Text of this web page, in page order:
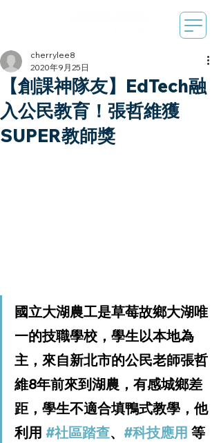
【創課神隊友】EdTech融
入公民教育！張哲維獲
SUPER教師獎
cherrylee8
2020年9月25日
國立大湖農工是草莓故鄉大湖唯
一的技職學校，學生以本地為
主，來自新北市的公民老師張哲
維8年前來到湖農，有感城鄉差
距，學生不適合填鴨式教學，他
利用 #社區踏查、 #科技應用 等